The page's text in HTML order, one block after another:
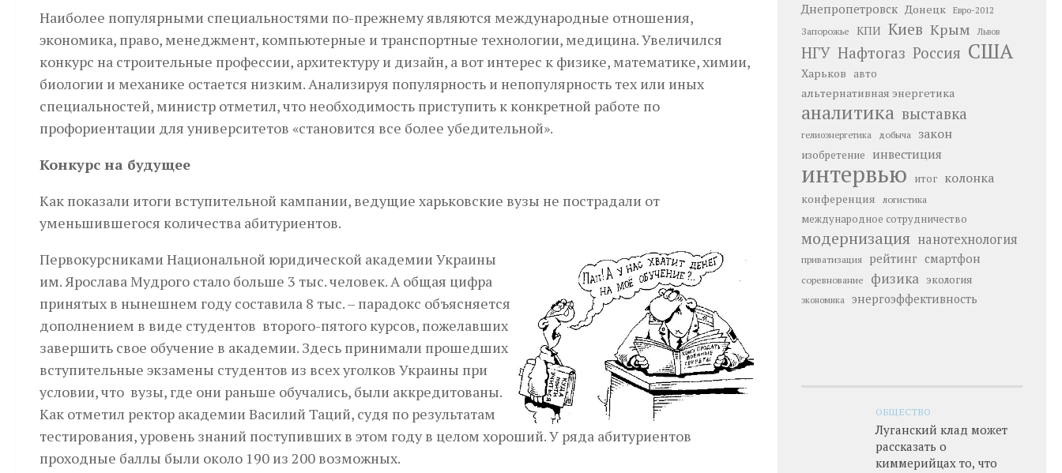
Наиболее популярными специальностями по-прежнему являются международные отношения,
экономика, право, менеджмент, компьютерные и транспортные технологии, медицина. Увеличился
конкурс на строительные профессии, архитектуру и дизайн, а вот интерес к физике, математике, химии,
биологии и механике остается низким. Анализируя популярность и непопулярность тех или иных
специальностей, министр отметил, что необходимость приступить к конкретной работе по
профориентации для университетов «становится все более убедительной».
Конкурс на будущее
Как показали итоги вступительной кампании, ведущие харьковские вузы не пострадали от
уменьшившегося количества абитуриентов.
Первокурсниками Нацио­нальной юридической академии Украины
им. Ярослава Мудрого стало больше 3 тыс. человек. А общая цифра
принятых в нынешнем году составила 8 тыс. – парадокс объясняется
дополнением в виде студентов второго-пятого курсов, пожелавших
завершить свое обучение в академии. Здесь принимали прошедших
вступительные экзамены студентов из всех уголков Украины при
условии, что вузы, где они раньше обучались, были аккредитованы.
Как отметил ректор академии Василий Таций, судя по результатам
тестирования, уровень знаний поступивших в этом году в целом хороший. У ряда абитуриентов
проходные баллы были около 190 из 200 возможных.
Днепропетровск Донецк Евро-2012
Запорожье КПИ Киев Крым Львов
НГУ Нафтогаз Россия США
Харьков авто
альтернативная энергетика
аналитика выставка
гелиоэнергетика добыча закон
изобретение инвестиция
интервью итог колонка
конференция логистика
международное сотрудничество
модернизация нанотехнология
приватизация рейтинг смартфон
соревнование физика экология
экономика энергоэффективность
ОБЩЕСТВО
Луганский клад может
рассказать о
киммерийцах то, что